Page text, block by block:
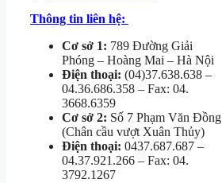
Thông tin liên hệ:
Cơ sở 1: 789 Đường Giải
Phóng – Hoàng Mai – Hà Nội
Điện thoại: (04)37.638.638 –
04.36.686.358 – Fax: 04.
3668.6359
Cơ sở 2: Số 7 Phạm Văn Đồng
(Chân cầu vượt Xuân Thủy)
Điện thoại: 0437.687.687 –
04.37.921.266 – Fax: 04.
3792.1267